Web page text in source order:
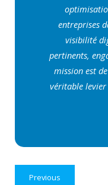
entreprises
visibilité
pertinents,
mission est
véritable levier
Previous